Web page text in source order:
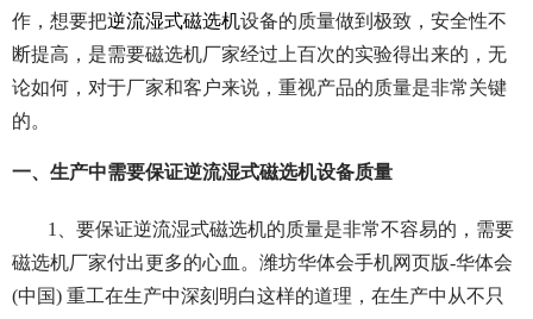
作，想要把逆流湿式磁选机设备的质量做到极致，安全性不
断提高，是需要磁选机厂家经过上百次的实验得出来的，无
论如何，对于厂家和客户来说，重视产品的质量是非常关键
的。
一、生产中需要保证逆流湿式磁选机设备质量
1、要保证逆流湿式磁选机的质量是非常不容易的，需要
磁选机厂家付出更多的心血。潍坊华体会手机网页版-华体会
(中国) 重工在生产中深刻明白这样的道理，在生产中从不只